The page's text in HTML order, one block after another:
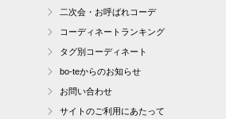
二次会・お呼ばれコーデ
コーディネートランキング
タグ別コーディネート
bo-teからのお知らせ
お問い合わせ
サイトのご利用にあたって